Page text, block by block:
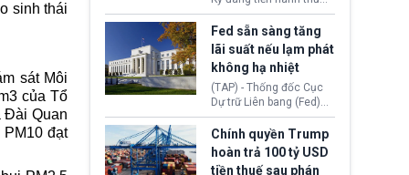
sinh thái
sát Môi
của Tổ
Đài Quan
đạt
áp lực dồn dập, FIFA phải
tổ chức cuộc họp khẩn ở
Morocco.
tục thu hồi chứng nhận
hoạt động của tổ chức
hiến tạng Network for
Hope (bang Kentucky).
Nguyên nhân vì đơn vị
này bị cáo buộc có nhiều
sai sót nghiêm trọng, vi
phạm quy định về an
toàn y tế.
Fed sẵn sàng tăng
lãi suất nếu lạm phát
không hạ nhiệt
(TAP) - Thống đốc Cục
Dự trữ Liên bang (Fed)
Lisa Cook nói sẽ ủng hộ
tăng lãi suất nếu lạm
phát ở Hoa Kỳ không tiếp
tục giảm trong thời gian
Chính quyền Trump
hoàn trả 100 tỷ USD
tiền thuế sau phán